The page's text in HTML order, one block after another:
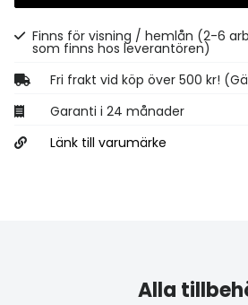
Finns för visning / hemlån (2-6
som finns hos leverantören)
Fri frakt vid köp över 500 kr!
Garanti i 24 månader
Länk till varumärke
Alla